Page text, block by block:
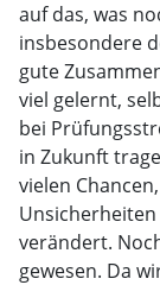
auf das, was
insbesondere
gute
viel gelernt,
bei
in Zukunft
vielen
verändert.
gewesen. Da